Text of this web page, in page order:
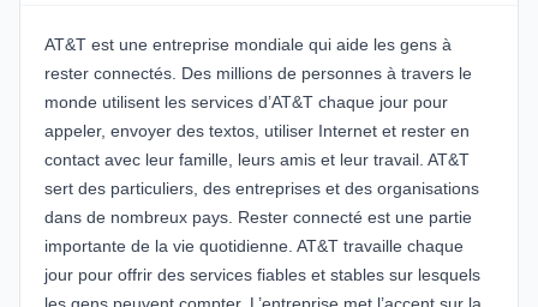
AT&T est une entreprise mondiale qui aide les gens à
rester connectés. Des millions de personnes à travers le
monde utilisent les services d’AT&T chaque jour pour
appeler, envoyer des textos, utiliser Internet et rester en
contact avec leur famille, leurs amis et leur travail. AT&T
sert des particuliers, des entreprises et des organisations
dans de nombreux pays. Rester connecté est une partie
importante de la vie quotidienne. AT&T travaille chaque
jour pour offrir des services fiables et stables sur lesquels